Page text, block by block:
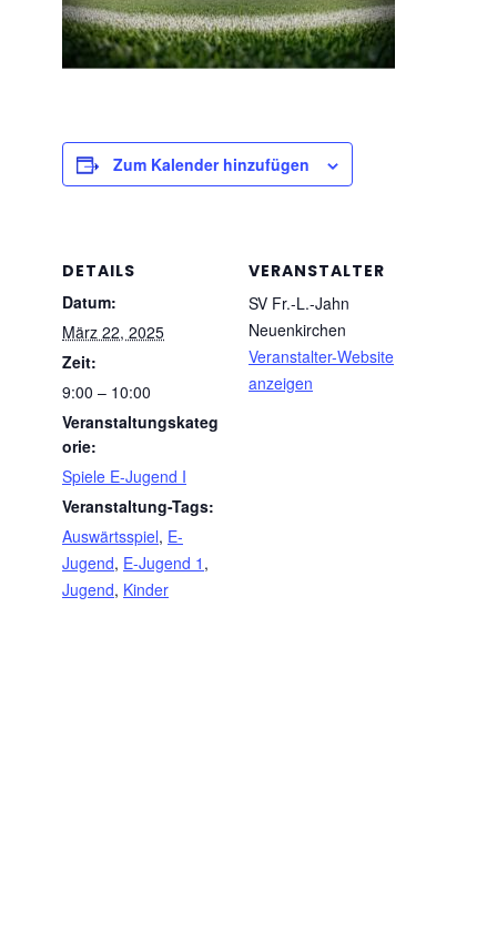
Zum Kalender hinzufügen
DETAILS
Datum:
März 22, 2025
Zeit:
9:00 – 10:00
Veranstaltungskateg
orie:
Spiele E-Jugend I
Veranstaltung-Tags:
Auswärtsspiel, E-
Jugend, E-Jugend 1 ,
Jugend, Kinder
VERANSTALTER
SV Fr.-L.-Jahn
Neuenkirchen
Veranstalter-Website
anzeigen